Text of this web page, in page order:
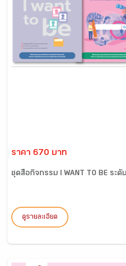
ราคา 670 บาท
ชุดสื่อกิจกรรม I WANT TO BE ระ
ดูรายละเอียด